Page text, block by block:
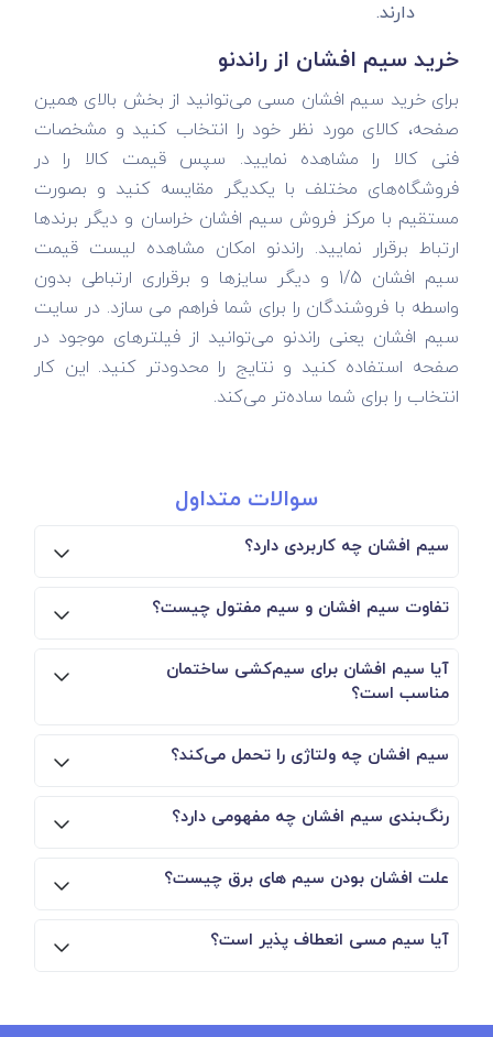
دارند.
خرید سیم افشان از راندنو
برای خرید سیم افشان مسی می‌توانید از بخش بالای همین
صفحه، کالای مورد نظر خود را انتخاب کنید و مشخصات
فنی کالا را مشاهده نمایید. سپس قیمت کالا را در
فروشگاه‌های مختلف با یکدیگر مقایسه کنید و بصورت
مستقیم با مرکز فروش سیم افشان خراسان و دیگر برندها
ارتباط برقرار نمایید. راندنو امکان مشاهده لیست قیمت
سیم افشان 1/5 و دیگر سایزها و برقراری ارتباطی بدون
واسطه با فروشندگان را برای شما فراهم می سازد. در سایت
سیم افشان یعنی راندنو می‌توانید از فیلترهای موجود در
صفحه استفاده کنید و نتایج را محدودتر کنید. این کار
انتخاب را برای شما ساده‌تر می‌کند.
سوالات متداول
سیم افشان چه کاربردی دارد؟
تفاوت سیم افشان و سیم مفتول چیست؟
آیا سیم افشان برای سیم‌کشی ساختمان
مناسب است؟
سیم افشان چه ولتاژی را تحمل می‌کند؟
رنگ‌بندی سیم افشان چه مفهومی دارد؟
علت افشان بودن سیم های برق چیست؟
آیا سیم مسی انعطاف پذیر است؟